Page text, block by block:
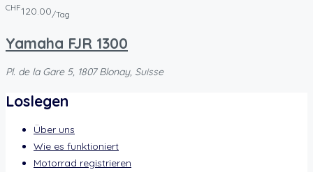
CHF120.00/Tag
Yamaha FJR 1300
Pl. de la Gare 5, 1807 Blonay, Suisse
Loslegen
Über uns
Wie es funktioniert
Motorrad registrieren